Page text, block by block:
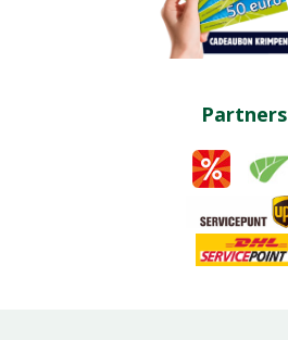
Partners